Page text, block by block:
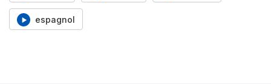
espagnol